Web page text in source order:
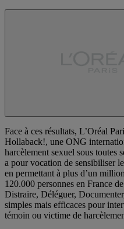
Face à ces résultats, L’Oréal
Hollaback!, une ONG
harcèlement sexuel sous toutes
a pour vocation de sensibiliser
en permettant à plus d’un
120.000 personnes en France
Distraire, Déléguer,
simples mais efficaces pour
témoin ou victime de